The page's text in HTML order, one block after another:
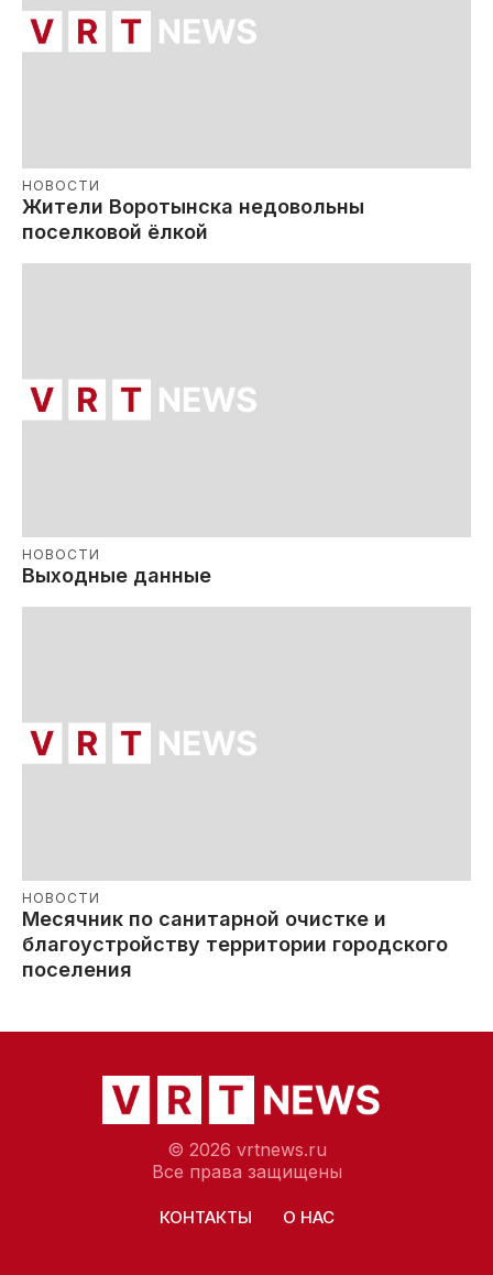
НОВОСТИ
Жители Воротынска недовольны
поселковой ёлкой
НОВОСТИ
Выходные данные
НОВОСТИ
Месячник по санитарной очистке и
благоустройству территории городского
поселения
© 2026 vrtnews.ru
Все права защищены
КОНТАКТЫ О НАС